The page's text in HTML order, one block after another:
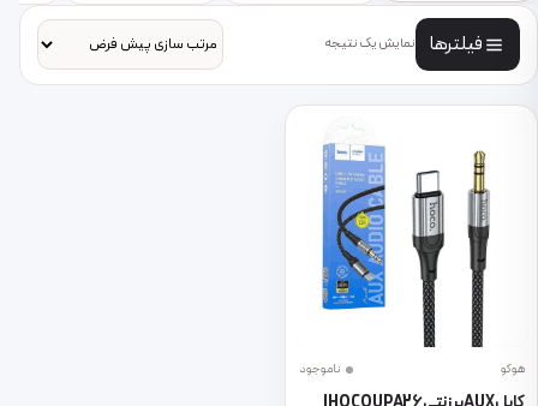
فیلترها نمایش یک نتیجه
هوکو ناموجود